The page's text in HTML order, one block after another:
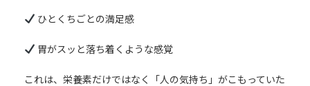
ひとくちごとの満足感
胃がスッと落ち着くような感覚
これは、栄養素だけではなく「人の気持ち」がこもっていた